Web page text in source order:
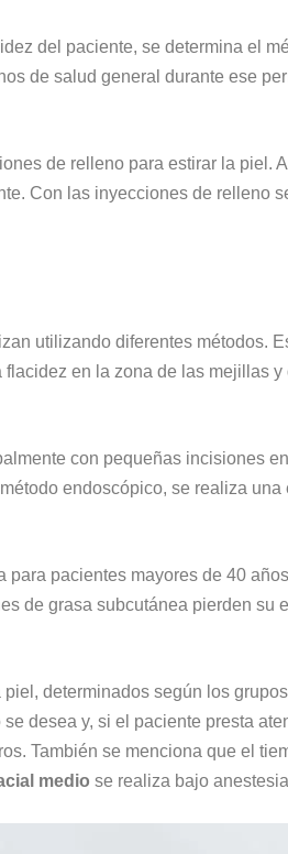
del paciente, se determina el
de salud general durante ese
de relleno para estirar la
Con las inyecciones de relleno
utilizando diferentes métodos.
en la zona de las mejillas
con pequeñas incisiones
endoscópico, se realiza
para pacientes mayores de 40
de grasa subcutánea pierden
determinados según los
desea y, si el paciente presta
También se menciona que el
medio se realiza bajo